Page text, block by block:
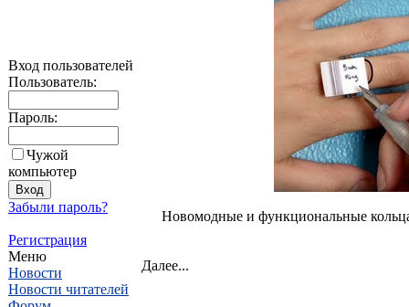
Вход пользователей
Пользователь:
Пароль:
Чужой
компьютер
Забыли пароль?
Регистрация
Меню
Новости
Новости читателей
Новомодные и функциональные
Далее...